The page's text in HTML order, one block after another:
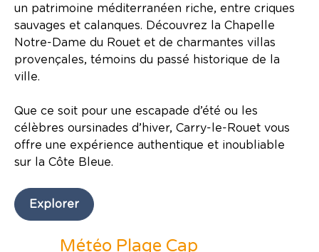
un patrimoine méditerranéen riche, entre criques
sauvages et calanques. Découvrez la Chapelle
Notre-Dame du Rouet et de charmantes villas
provençales, témoins du passé historique de la
ville.
Que ce soit pour une escapade d’été ou les
célèbres oursinades d’hiver, Carry-le-Rouet vous
offre une expérience authentique et inoubliable
sur la Côte Bleue.
Explorer